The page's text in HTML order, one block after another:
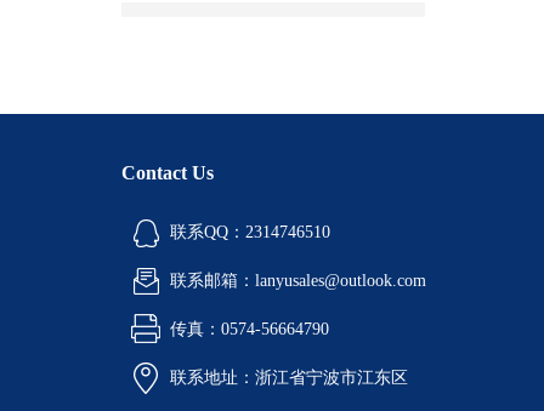
环境检测试验箱
油品检测仪器
Contact Us
联系QQ：2314746510
联系邮箱：lanyusales@outlook.com
传真：0574-56664790
联系地址：浙江省宁波市江东区